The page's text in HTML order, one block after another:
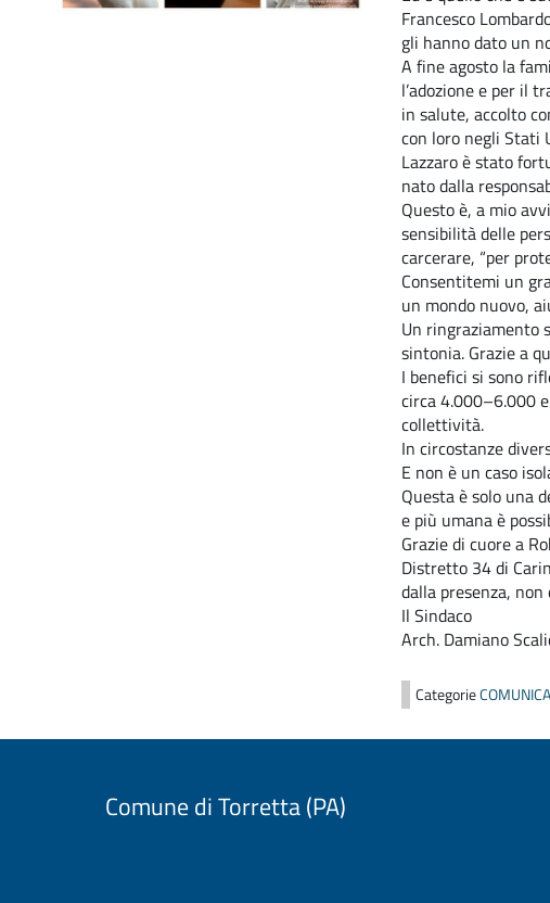
Francesco
gli hanno dato un
A fine agosto la
l’adozione e per il
in salute, accolto
con loro negli Stati
Lazzaro è stato
nato dalla
Questo è, a mio
sensibilità delle
carcerare, “per
Consentitemi un
un mondo nuovo,
Un ringraziamento
sintonia. Grazie a
I benefici si sono
circa 4.000–6.000
collettività.
In circostanze
E non è un caso
Questa è solo una
e più umana è
Grazie di cuore a
Distretto 34 di
dalla presenza, non
Il Sindaco
Arch. Damiano
Categorie
Comune di Torretta (PA)